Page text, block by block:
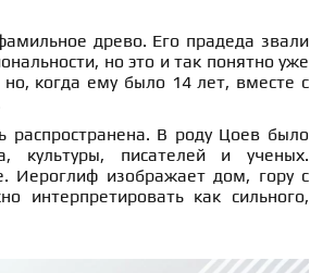
древо. Его прадеда звали
но это и так понятно уже
когда ему было 14 лет, вместе с
распространена. В роду Цоев было
культуры, писателей и ученых.
Иероглиф изображает дом, гору с
как сильного,